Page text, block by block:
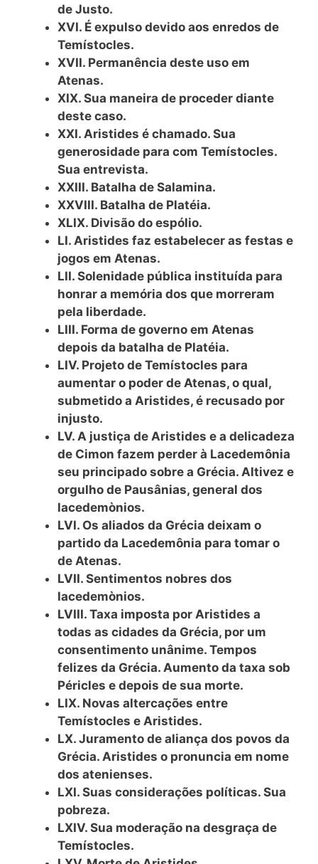
de Justo.
XVI. É expulso devido aos enredos de
Temístocles.
XVII. Permanência deste uso em
Atenas.
XIX. Sua maneira de proceder diante
deste caso.
XXI. Aristides é chamado. Sua
generosidade para com Temístocles.
Sua entrevista.
XXIII. Batalha de Salamina.
XXVIII. Batalha de Platéia.
XLIX. Divisão do espólio.
LI. Aristides faz estabelecer as festas e
jogos em Atenas.
LII. Solenidade pública instituída para
honrar a memória dos que morreram
pela liberdade.
LIII. Forma de governo em Atenas
depois da batalha de Platéia.
LIV. Projeto de Temístocles para
aumentar o poder de Atenas, o qual,
submetido a Aristides, é recusado por
injusto.
LV. A justiça de Aristides e a delicadeza
de Cimon fazem perder à Lacedemônia
seu principado sobre a Grécia. Altivez e
orgulho de Pausânias, general dos
lacedemònios.
LVI. Os aliados da Grécia deixam o
partido da Lacedemônia para tomar o
de Atenas.
LVII. Sentimentos nobres dos
lacedemònios.
LVIII. Taxa imposta por Aristides a
todas as cidades da Grécia, por um
consentimento unânime. Tempos
felizes da Grécia. Aumento da taxa sob
Péricles e depois de sua morte.
LIX. Novas altercações entre
Temístocles e Aristides.
LX. Juramento de aliança dos povos da
Grécia. Aristides o pronuncia em nome
dos atenienses.
LXI. Suas considerações políticas. Sua
pobreza.
LXIV. Sua moderação na desgraça de
Temístocles.